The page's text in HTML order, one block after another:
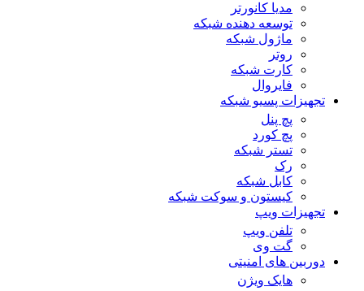
مدیا کانورتر
توسعه دهنده شبکه
ماژول شبکه
روتر
کارت شبکه
فایروال
تجهیزات پسیو شبکه
پچ پنل
پچ کورد
تستر شبکه
رک
کابل شبکه
کیستون و سوکت شبکه
تجهیزات ویپ
تلفن ویپ
گت وی
دوربین های امنیتی
هایک ویژن